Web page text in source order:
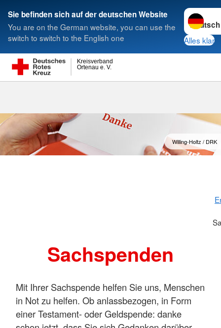
Sie befinden sich auf der deutschen Website
You are on the German website, you can use the
switch to switch to the English one
Sprache
Alles klar
Ortenau e. V.
Kreisverband
Suche
Willing-Holtz / DRK
Sachspenden
Mit Ihrer Sachspende helfen Sie uns, Menschen
in Not zu helfen. Ob anlassbezogen, in Form
einer Testament- oder Geldspende: danke